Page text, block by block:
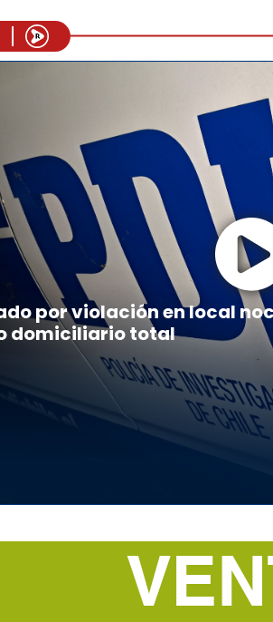
por violación en local
domiciliario total